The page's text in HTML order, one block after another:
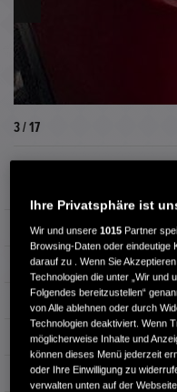
3 / 17
Kilometerstand
Kraftstoffart
Getriebe
Türen
Leistung
Ihre Privatsphäre ist
Wir und unsere1015 Partner
Browsing-Daten oder eindeutige
darauf zu . Wenn Sie
Technologien die unter „Wir und
Folgendes bereitzustellen“
von Alle ablehnen oder durch
Technologien deaktiviert. Wenn
möglicherweise Inhalte und
können dieses Menü jederzeit
oder Ihre Einwilligung zu
verwalten unten auf der